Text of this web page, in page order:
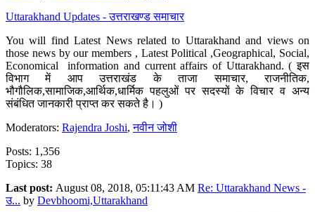
Uttarakhand Updates - उत्तराखण्ड समाचार
You will find Latest News related to Uttarakhand and views on
those news by our members , Latest Political ,Geographical, Social,
Economical information and current affairs of Uttarakhand. ( इस
विभाग में आप उत्तराखंड के ताजा समाचार, राजनीतिक,
भौगौलिक,सामाजिक,आर्थिक,धार्मिक पहलुओं पर सदस्यों के विचार व अन्य
संबंधित जानकारी प्राप्त कर सकते है। )
Moderators: Rajendra Joshi,नवीन जोशी
Posts: 1,356
Topics: 38
Last post: August 08, 2018, 05:11:43 AM Re: Uttarakhand News -
उ... by Devbhoomi,Uttarakhand